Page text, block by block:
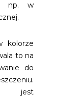
np. w
kolorze
to na
do
jest